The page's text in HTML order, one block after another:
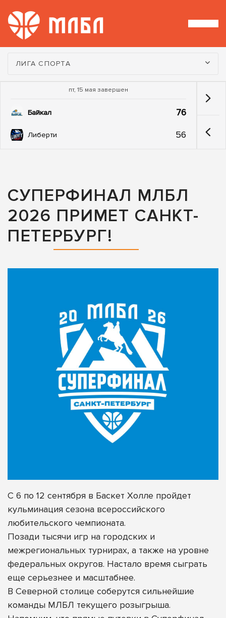
Турнир:
ЛИГА СПОРТА
пт, 15 мая завершен
Байкал 76
Либерти 56
СУПЕРФИНАЛ МЛБЛ
2026 ПРИМЕТ САНКТ-
ПЕТЕРБУРГ!
С 6 по 12 сентября в Баскет Холле пройдет
кульминация сезона всероссийского
любительского чемпионата.
Позади тысячи игр на городских и
межрегиональных турнирах, а также на уровне
федеральных округов. Настало время сыграть
еще серьезнее и масштабнее.
В Северной столице соберутся сильнейшие
команды МЛБЛ текущего розыгрыша.